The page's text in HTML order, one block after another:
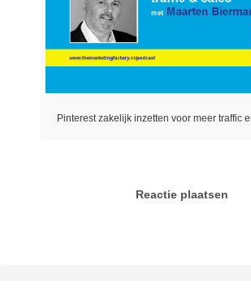
Pinterest zakelijk inzetten voor meer traffic
Reactie plaatsen